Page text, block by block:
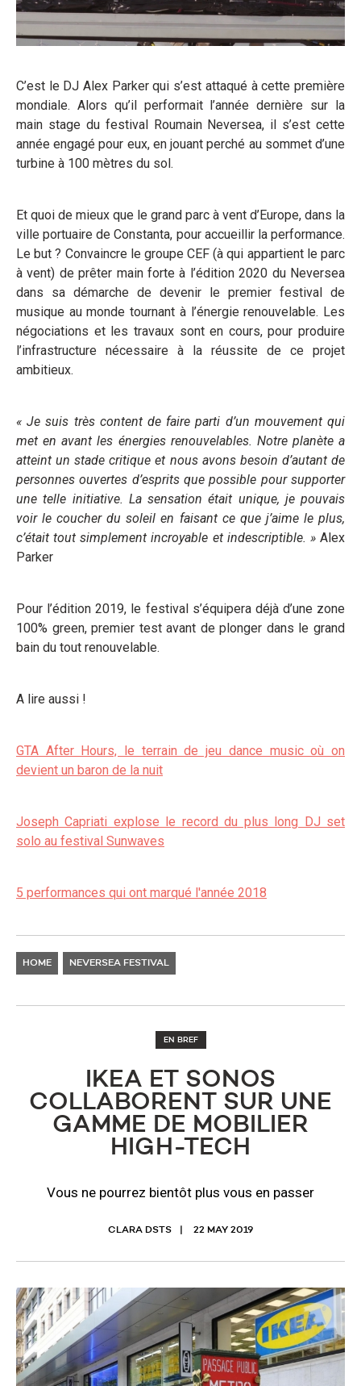
C’est le DJ Alex Parker qui s’est attaqué à cette première
mondiale. Alors qu’il performait l’année dernière sur la
main stage du festival Roumain Neversea, il s’est cette
année engagé pour eux, en jouant perché au sommet d’une
turbine à 100 mètres du sol.
Et quoi de mieux que le grand parc à vent d’Europe, dans la
ville portuaire de Constanta, pour accueillir la performance.
Le but ? Convaincre le groupe CEF (à qui appartient le parc
à vent) de prêter main forte à l’édition 2020 du Neversea
dans sa démarche de devenir le premier festival de
musique au monde tournant à l’énergie renouvelable. Les
négociations et les travaux sont en cours, pour produire
l’infrastructure nécessaire à la réussite de ce projet
ambitieux.
«Je suis très content de faire parti d’un mouvement qui
met en avant les énergies renouvelables. Notre planète a
atteint un stade critique et nous avons besoin d’autant de
personnes ouvertes d’esprits que possible pour supporter
une telle initiative. La sensation était unique, je pouvais
voir le coucher du soleil en faisant ce que j’aime le plus,
c’était tout simplement incroyable et indescriptible. »Alex
Parker
Pour l’édition 2019, le festival s’équipera déjà d’une zone
100% green, premier test avant de plonger dans le grand
bain du tout renouvelable.
A lire aussi !
GTA After Hours, le terrain de jeu dance music où on
devient un baron de la nuit
Joseph Capriati explose le record du plus long DJ set
solo au festival Sunwaves
5 performances qui ont marqué l'année 2018
HOME NEVERSEA FESTIVAL
EN BREF
IKEA ET SONOS
COLLABORENT SUR UNE
GAMME DE MOBILIER
HIGH-TECH
Vous ne pourrez bientôt plus vous en passer
CLARA DSTS 22 MAY 2019